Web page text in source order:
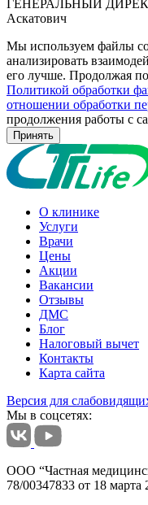
ГЕНЕРАЛЬНЫЙ
Аскатович
Мы используем файлы
анализировать
его лучше. Продолжая
Политикой обработки
отношении обработки
продолжения работы с
Принять
О клинике
Услуги
Врачи
Цены
Акции
Вакансии
Отзывы
ДМС
Блог
Налоговый вычет
Контакты
Карта сайта
Версия для
Мы в соцсетях:
ООО “Частная
78/00347833 от 18 марта